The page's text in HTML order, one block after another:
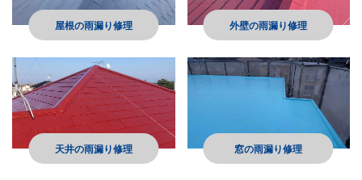
屋根の雨漏り修理 外壁の雨漏り修理
天井の雨漏り修理 窓の雨漏り修理